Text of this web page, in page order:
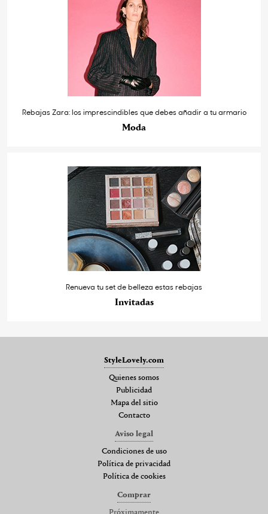
Rebajas Zara: los imprescindibles que debes añadir a tu armario
Moda
Renueva tu set de belleza estas rebajas
Invitadas
StyleLovely.com
Quienes somos
Publicidad
Mapa del sitio
Contacto
Aviso legal
Condiciones de uso
Política de privacidad
Política de cookies
Comprar